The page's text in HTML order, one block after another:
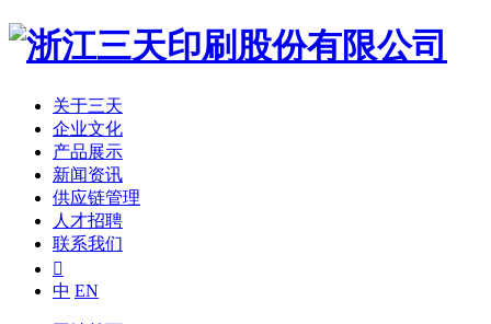
关于三天
企业文化
产品展示
新闻资讯
供应链管理
人才招聘
联系我们

中 EN